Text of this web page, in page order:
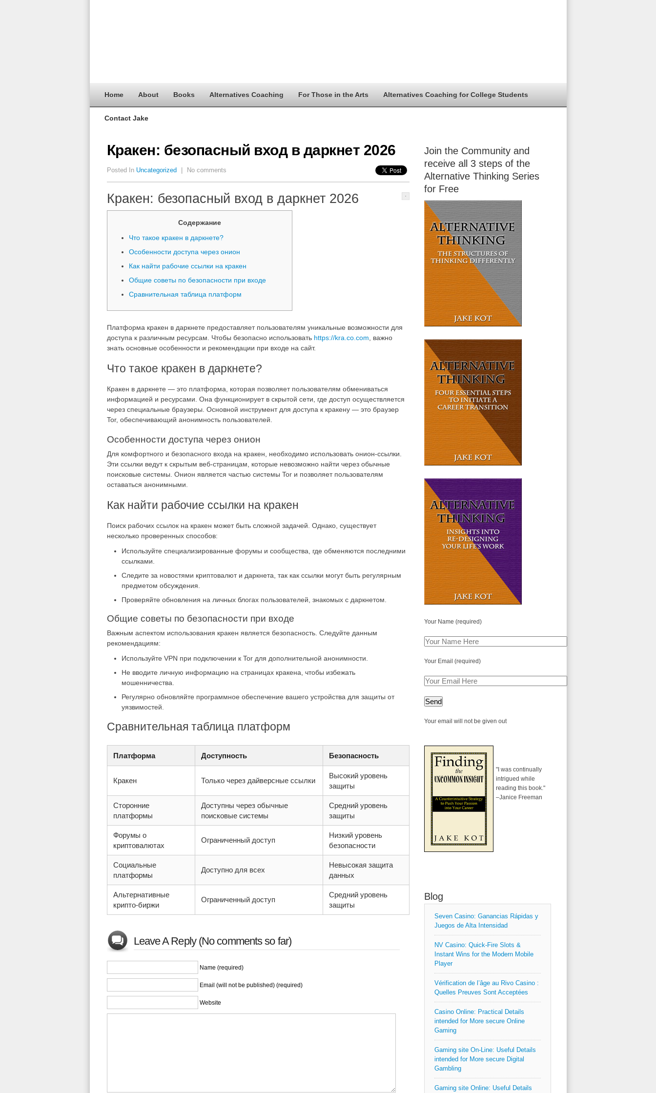
Home About Books Alternatives Coaching For Those in the Arts Alternatives Coaching for College Students
Contact Jake
Кракен: безопасный вход в даркнет 2026
Posted In Uncategorized No comments
Кракен: безопасный вход в даркнет 2026
Содержание
Что такое кракен в даркнете?
Особенности доступа через онион
Как найти рабочие ссылки на кракен
Общие советы по безопасности при входе
Сравнительная таблица платформ
Платформа кракен в даркнете предоставляет пользователям уникальные возможности для
доступа к различным ресурсам. Чтобы безопасно использовать https://kra.co.com , важно
знать основные особенности и рекомендации при входе на сайт.
Что такое кракен в даркнете?
Кракен в даркнете — это платформа, которая позволяет пользователям обмениваться
информацией и ресурсами. Она функционирует в скрытой сети, где доступ осуществляется
через специальные браузеры. Основной инструмент для доступа к кракену — это браузер
Tor, обеспечивающий анонимность пользователей.
Особенности доступа через онион
Для комфортного и безопасного входа на кракен, необходимо использовать онион-ссылки.
Эти ссылки ведут к скрытым веб-страницам, которые невозможно найти через обычные
поисковые системы. Онион является частью системы Tor и позволяет пользователям
оставаться анонимными.
Как найти рабочие ссылки на кракен
Поиск рабочих ссылок на кракен может быть сложной задачей. Однако, существует
несколько проверенных способов:
Используйте специализированные форумы и сообщества, где обменяются последними
ссылками.
Следите за новостями криптовалют и даркнета, так как ссылки могут быть регулярным
предметом обсуждения.
Проверяйте обновления на личных блогах пользователей, знакомых с даркнетом.
Общие советы по безопасности при входе
Важным аспектом использования кракен является безопасность. Следуйте данным
рекомендациям:
Используйте VPN при подключении к Tor для дополнительной анонимности.
Не вводите личную информацию на страницах кракена, чтобы избежать
мошенничества.
Регулярно обновляйте программное обеспечение вашего устройства для защиты от
уязвимостей.
Сравнительная таблица платформ
Платформа Доступность Безопасность
Кракен Только через дайверсные ссылки
Высокий уровень
защиты
Сторонние
платформы
Доступны через обычные
поисковые системы
Средний уровень
защиты
Форумы о
криптовалютах
Ограниченный доступ
Низкий уровень
безопасности
Социальные
платформы
Доступно для всех
Невысокая защита
данных
Альтернативные
крипто-биржи
Ограниченный доступ
Средний уровень
защиты
Leave A Reply (No comments so far)
Name (required)
Email (will not be published) (required)
Website
Join the Community and
receive all 3 steps of the
Alternative Thinking Series
for Free
Your Name (required)
Your Email (required)
Your email will not be given out
"I was continually
intrigued while
reading this book."
–Janice Freeman
Blog
Seven Casino: Ganancias Rápidas y
Juegos de Alta Intensidad
NV Casino: Quick‑Fire Slots &
Instant Wins for the Modern Mobile
Player
Vérification de l’âge au Rivo Casino :
Quelles Preuves Sont Acceptées
Casino Online: Practical Details
intended for More secure Online
Gaming
Gaming site On-Line: Useful Details
intended for More secure Digital
Gambling
Gaming site Online: Useful Details